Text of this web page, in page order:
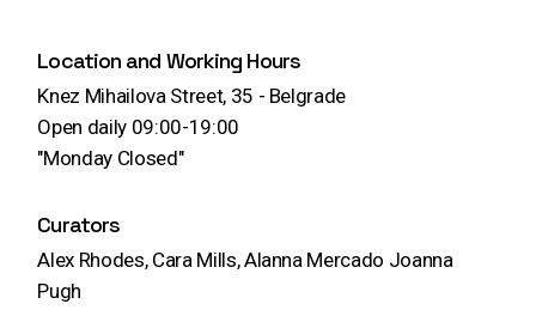
Location and Working Hours
Knez Mihailova Street, 35 - Belgrade
Open daily 09:00-19:00
"Monday Closed"
Curators
Alex Rhodes, Cara Mills, Alanna Mercado Joanna
Pugh